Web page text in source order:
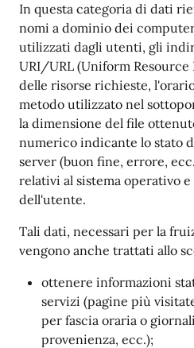
In questa categoria di dati
nomi a dominio dei
utilizzati dagli utenti, gli
URI/URL (Uniform
delle risorse richieste,
metodo utilizzato nel
la dimensione del file
numerico indicante lo stato
server (buon fine, errore,
relativi al sistema operativo
dell'utente.
Tali dati, necessari per la
vengono anche trattati allo
ottenere informazioni
servizi (pagine più
per fascia oraria o
provenienza, ecc.);